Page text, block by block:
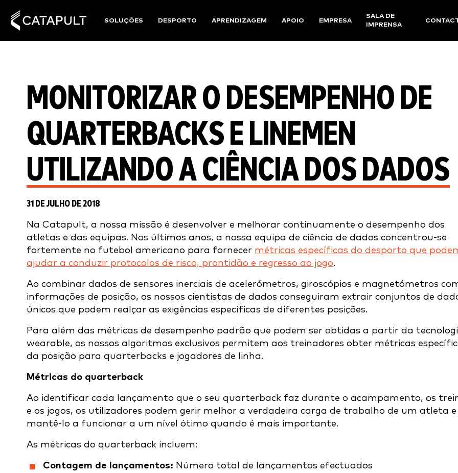
SOLUÇÕES DESPORTO APRENDIZAGEM APOIO EMPRESA
SALA DE
IMPRENSA
MONITORIZAR O DESEMPENHO DE
QUARTERBACKS E LINEMEN
UTILIZANDO A CIÊNCIA DOS DADOS
31 DE JULHO DE 2018
Na Catapult, a nossa missão é desenvolver e melhorar continuamente o desempenho dos
atletas e das equipas. Nos últimos anos, a nossa equipa de ciência de dados concentrou-se
fortemente no futebol americano para fornecer métricas específicas do desporto que
ajudar a conduzir protocolos de risco, prontidão e regresso ao jogo.
Ao combinar dados de sensores inerciais de acelerómetros, giroscópios e magnetómetros
informações de posição, os nossos cientistas de dados conseguiram extrair conjuntos de
únicos que podem realçar as exigências específicas de diferentes posições.
Para além das métricas de desempenho padrão que podem ser obtidas a partir da
wearable, os nossos algoritmos exclusivos permitem aos treinadores obter métricas
da posição para quarterbacks e jogadores de linha.
Métricas do quarterback
Ao identificar cada lançamento que o seu quarterback faz durante o acampamento, os
e os jogos, os utilizadores podem gerir melhor a verdadeira carga de trabalho de um atleta e
mantê-lo a funcionar a um nível ótimo quando é mais importante.
As métricas do quarterback incluem:
Contagem de lançamentos: Número total de lançamentos efectuados